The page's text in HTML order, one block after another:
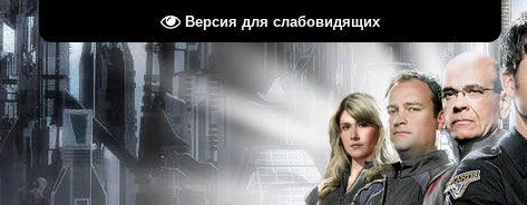
Версия для слабовидящих